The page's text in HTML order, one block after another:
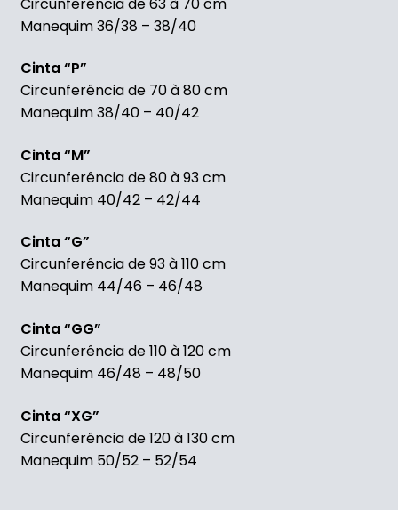
Manequim 36/38 – 38/40
Cinta “P”
Circunferência de 70 à 80 cm
Manequim 38/40 – 40/42
Cinta “M”
Circunferência de 80 à 93 cm
Manequim 40/42 – 42/44
Cinta “G”
Circunferência de 93 à 110 cm
Manequim 44/46 – 46/48
Cinta “GG”
Circunferência de 110 à 120 cm
Manequim 46/48 – 48/50
Cinta “XG”
Circunferência de 120 à 130 cm
Manequim 50/52 – 52/54